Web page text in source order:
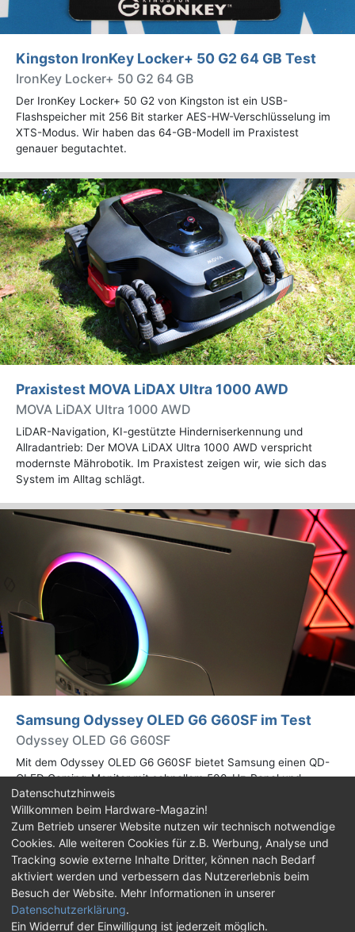
Kingston IronKey Locker+ 50 G2 64 GB Test
IronKey Locker+ 50 G2 64 GB
Der IronKey Locker+ 50 G2 von Kingston ist ein USB-
Flashspeicher mit 256 Bit starker AES-HW-Verschlüsselung im
XTS-Modus. Wir haben das 64-GB-Modell im Praxistest
genauer begutachtet.
Praxistest MOVA LiDAX Ultra 1000 AWD
MOVA LiDAX Ultra 1000 AWD
LiDAR-Navigation, KI-gestützte Hinderniserkennung und
Allradantrieb: Der MOVA LiDAX Ultra 1000 AWD verspricht
modernste Mährobotik. Im Praxistest zeigen wir, wie sich das
System im Alltag schlägt.
Samsung Odyssey OLED G6 G60SF im Test
Odyssey OLED G6 G60SF
Mit dem Odyssey OLED G6 G60SF bietet Samsung einen QD-
OLED Gaming-Monitor mit schnellem 500-Hz-Panel und
WQHD-Auflösung an. Wir haben den 27 Zoll großen Monitor auf
Herz und Nieren geprüft.
Impressum| Kontakt |Jobs |Datenschutz |
Consent‑Einstellungen |Haftungsausschluss
Feed Facebook
Datenschutzhinweis
Willkommen beim Hardware-Magazin!
Zum Betrieb unserer Website nutzen wir technisch notwendige
Cookies. Alle weiteren Cookies für z.B. Werbung, Analyse und
Tracking sowie externe Inhalte Dritter, können nach Bedarf
aktiviert werden und verbessern das Nutzererlebnis beim
Besuch der Website. Mehr Informationen in unserer
Datenschutzerklärung.
Ein Widerruf der Einwilligung ist jederzeit möglich.